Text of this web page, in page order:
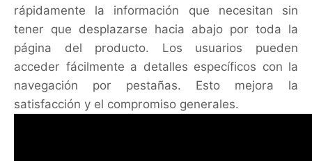
rápidamente la información que necesitan sin
tener que desplazarse hacia abajo por toda la
página del producto. Los usuarios pueden
acceder fácilmente a detalles específicos con la
navegación por pestañas. Esto mejora la
satisfacción y el compromiso generales.